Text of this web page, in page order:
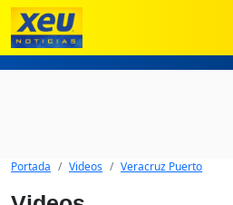
Portada Videos Veracruz Puerto